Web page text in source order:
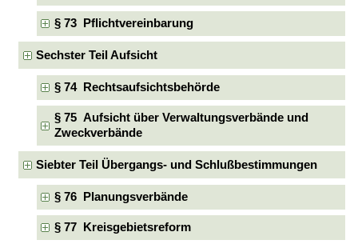
§ 73 Pflichtvereinbarung
Sechster Teil Aufsicht
§ 74 Rechtsaufsichtsbehörde
§ 75 Aufsicht über Verwaltungsverbände und
Zweckverbände
Siebter Teil Übergangs- und Schlußbestimmungen
§ 76 Planungsverbände
§ 77 Kreisgebietsreform